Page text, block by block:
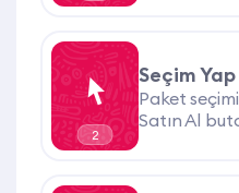
2
Seçim Yap
Paket
Satın Al